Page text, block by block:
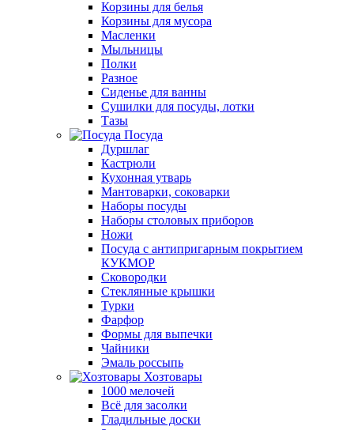
Корзины для белья
Корзины для мусора
Масленки
Мыльницы
Полки
Разное
Сиденье для ванны
Сушилки для посуды, лотки
Тазы
Посуда
Дуршлаг
Кастрюли
Кухонная утварь
Мантоварки, соковарки
Наборы посуды
Наборы столовых приборов
Ножи
Посуда с антипригарным покрытием
КУКМОР
Сковородки
Стеклянные крышки
Турки
Фарфор
Формы для выпечки
Чайники
Эмаль россыпь
Хозтовары
1000 мелочей
Всё для засолки
Гладильные доски